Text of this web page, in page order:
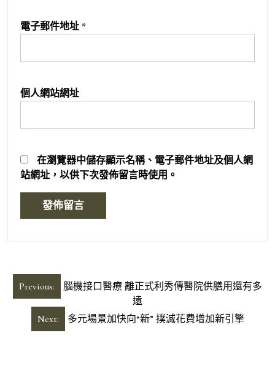
電子郵件地址 *
個人網站網址
在瀏覽器中儲存顯示名稱、電子郵件地址及個人網
站網址，以供下次發佈留言時使用。
文
章
Previous:
腦機接口醫療 離正式利秀傳醫院供膳用還有多
遠
Next:
多元場景加快向“新” 撲滅花費增加新引擎